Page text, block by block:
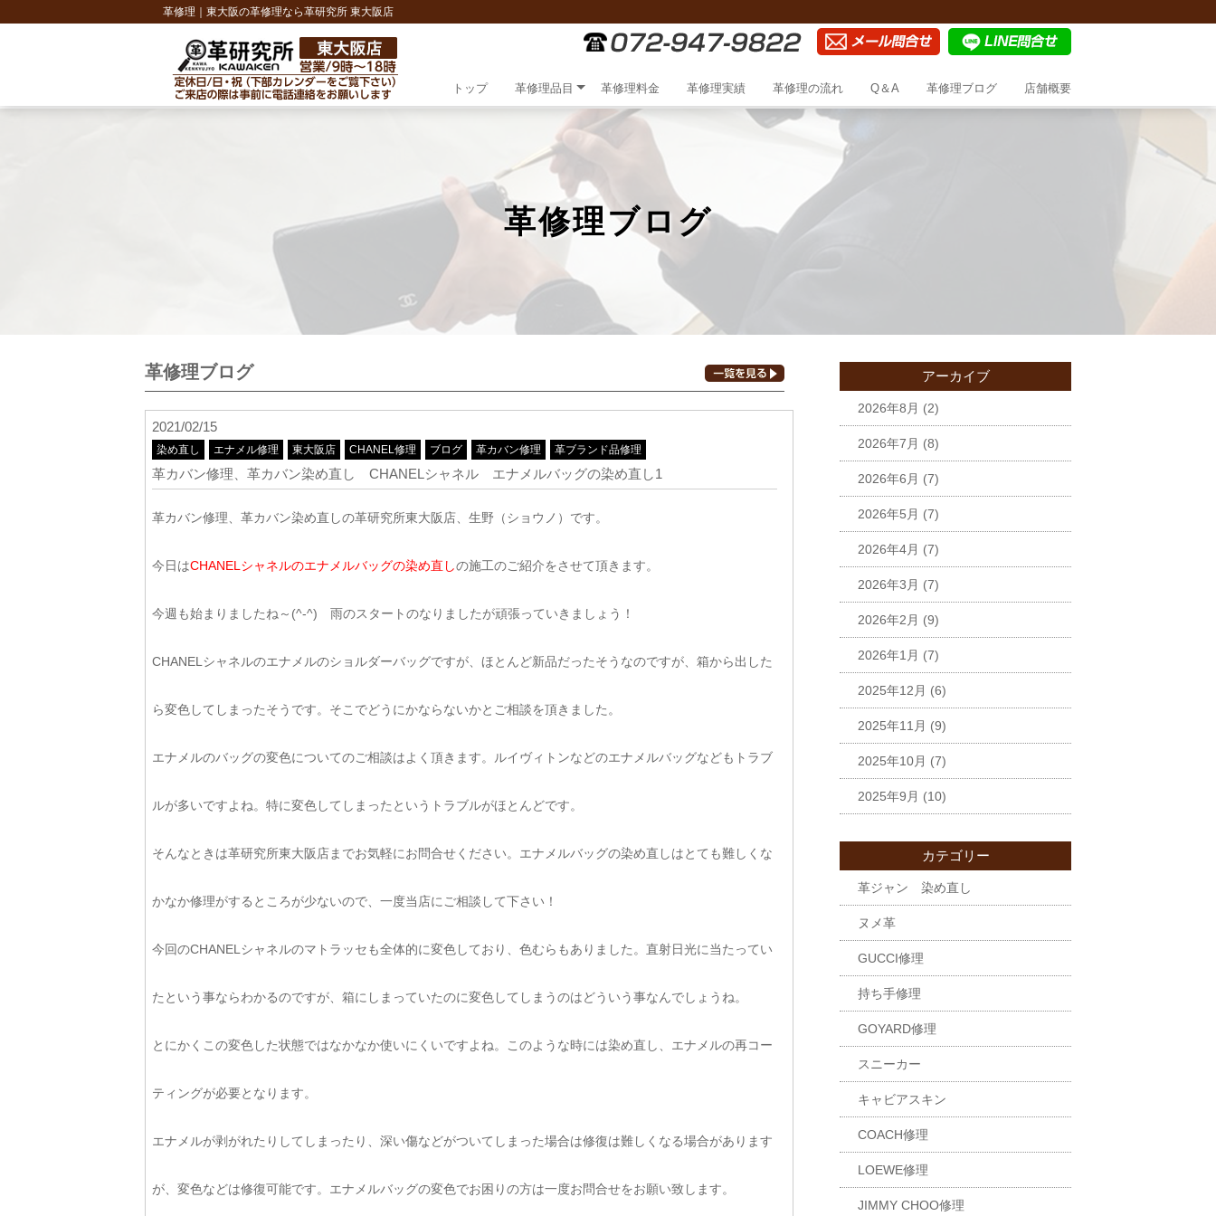
革修理｜東大阪の革修理なら革研究所 東大阪店
トップ 革修理品目 革修理料金 革修理実績 革修理の流れ Q＆A 革修理ブログ 店舗概要
革修理ブログ
革修理ブログ
2021/02/15
染め直し エナメル修理 東大阪店 CHANEL修理 ブログ 革カバン修理 革ブランド品修理
革カバン修理、革カバン染め直し CHANELシャネル エナメルバッグの染め直し1
革カバン修理、革カバン染め直しの革研究所東大阪店、生野（ショウノ）です。
今日はCHANELシャネルのエナメルバッグの染め直しの施工のご紹介をさせて頂きます。
今週も始まりましたね～(^-^) 雨のスタートのなりましたが頑張っていきましょう！
CHANELシャネルのエナメルのショルダーバッグですが、ほとんど新品だったそうなのですが、箱から出した
ら変色してしまったそうです。そこでどうにかならないかとご相談を頂きました。
エナメルのバッグの変色についてのご相談はよく頂きます。ルイヴィトンなどのエナメルバッグなどもトラブ
ルが多いですよね。特に変色してしまったというトラブルがほとんどです。
そんなときは革研究所東大阪店までお気軽にお問合せください。エナメルバッグの染め直しはとても難しくな
かなか修理がするところが少ないので、一度当店にご相談して下さい！
今回のCHANELシャネルのマトラッセも全体的に変色しており、色むらもありました。直射日光に当たってい
たという事ならわかるのですが、箱にしまっていたのに変色してしまうのはどういう事なんでしょうね。
とにかくこの変色した状態ではなかなか使いにくいですよね。このような時には染め直し、エナメルの再コー
ティングが必要となります。
エナメルが剥がれたりしてしまったり、深い傷などがついてしまった場合は修復は難しくなる場合があります
が、変色などは修復可能です。エナメルバッグの変色でお困りの方は一度お問合せをお願い致します。
アーカイブ
2026年8月 (2)
2026年7月 (8)
2026年6月 (7)
2026年5月 (7)
2026年4月 (7)
2026年3月 (7)
2026年2月 (9)
2026年1月 (7)
2025年12月 (6)
2025年11月 (9)
2025年10月 (7)
2025年9月 (10)
カテゴリー
革ジャン 染め直し
ヌメ革
GUCCI修理
持ち手修理
GOYARD修理
スニーカー
キャビアスキン
COACH修理
LOEWE修理
JIMMY CHOO修理